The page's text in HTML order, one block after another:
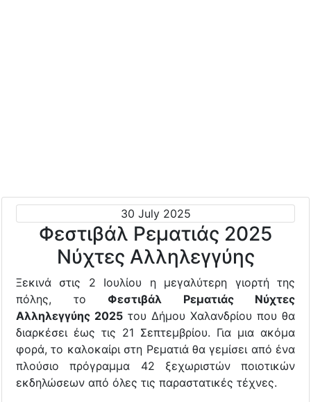
30 July 2025
Φεστιβάλ Ρεματιάς 2025
Νύχτες Αλληλεγγύης
Ξεκινά στις 2 Ιουλίου η μεγαλύτερη γιορτή της
πόλης, το Φεστιβάλ Ρεματιάς Νύχτες
Αλληλεγγύης 2025 του Δήμου Χαλανδρίου που θα
διαρκέσει έως τις 21 Σεπτεμβρίου. Για μια ακόμα
φορά, το καλοκαίρι στη Ρεματιά θα γεμίσει από ένα
πλούσιο πρόγραμμα 42 ξεχωριστών ποιοτικών
εκδηλώσεων από όλες τις παραστατικές τέχνες.